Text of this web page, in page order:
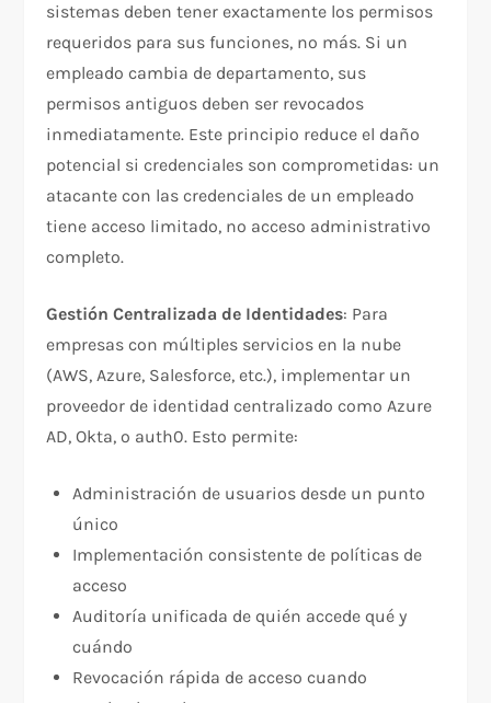
sistemas deben tener exactamente los permisos
requeridos para sus funciones, no más. Si un
empleado cambia de departamento, sus
permisos antiguos deben ser revocados
inmediatamente. Este principio reduce el daño
potencial si credenciales son comprometidas: un
atacante con las credenciales de un empleado
tiene acceso limitado, no acceso administrativo
completo.​
Gestión Centralizada de Identidades: Para
empresas con múltiples servicios en la nube
(AWS, Azure, Salesforce, etc.), implementar un
proveedor de identidad centralizado como Azure
AD, Okta, o auth0. Esto permite:
Administración de usuarios desde un punto
único
Implementación consistente de políticas de
acceso
Auditoría unificada de quién accede qué y
cuándo
Revocación rápida de acceso cuando